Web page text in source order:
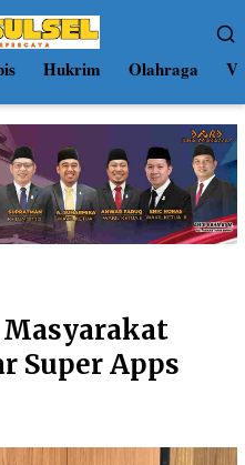
Hukrim Olahraga
Super Apps